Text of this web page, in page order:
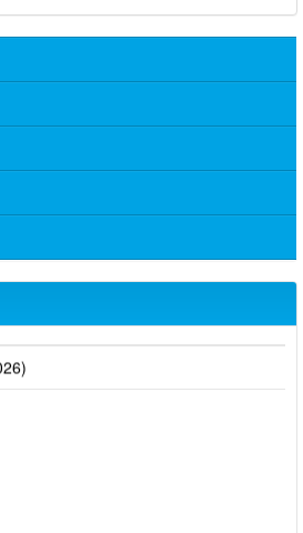
dụng hợp đồng thực hiện nhiệm
CUỘC THI TRỰC TUYẾN “TÌM HIỂU
TỤC HÀNH CHÍNH ĐƯỢC PHÂN
PHẠM VI QUẢN LÝ CỦA NGÀNH